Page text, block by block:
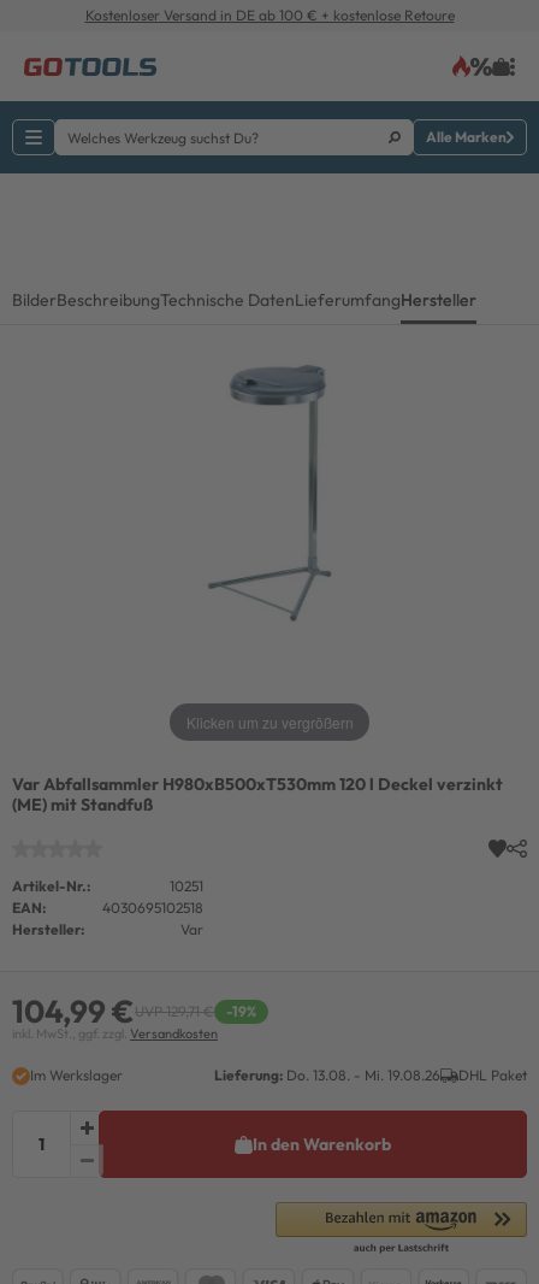
Kostenloser Versand in DE ab 100 € + kostenlose Retoure
Alle Marken
BilderBeschreibungTechnische DatenLieferumfangHersteller
Klicken um zu vergrößern
Var Abfallsammler H980xB500xT530mm 120 l Deckel verzinkt
(ME) mit Standfuß
Artikel-Nr.:
10251
EAN:
4030695102518
Hersteller:
Var
104,99 €UVP 129,71 € -19%
inkl. MwSt., ggf. zzgl. Versandkosten
Im Werkslager Lieferung: Do. 13.08. - Mi. 19.08.26 DHL Paket
In den Warenkorb